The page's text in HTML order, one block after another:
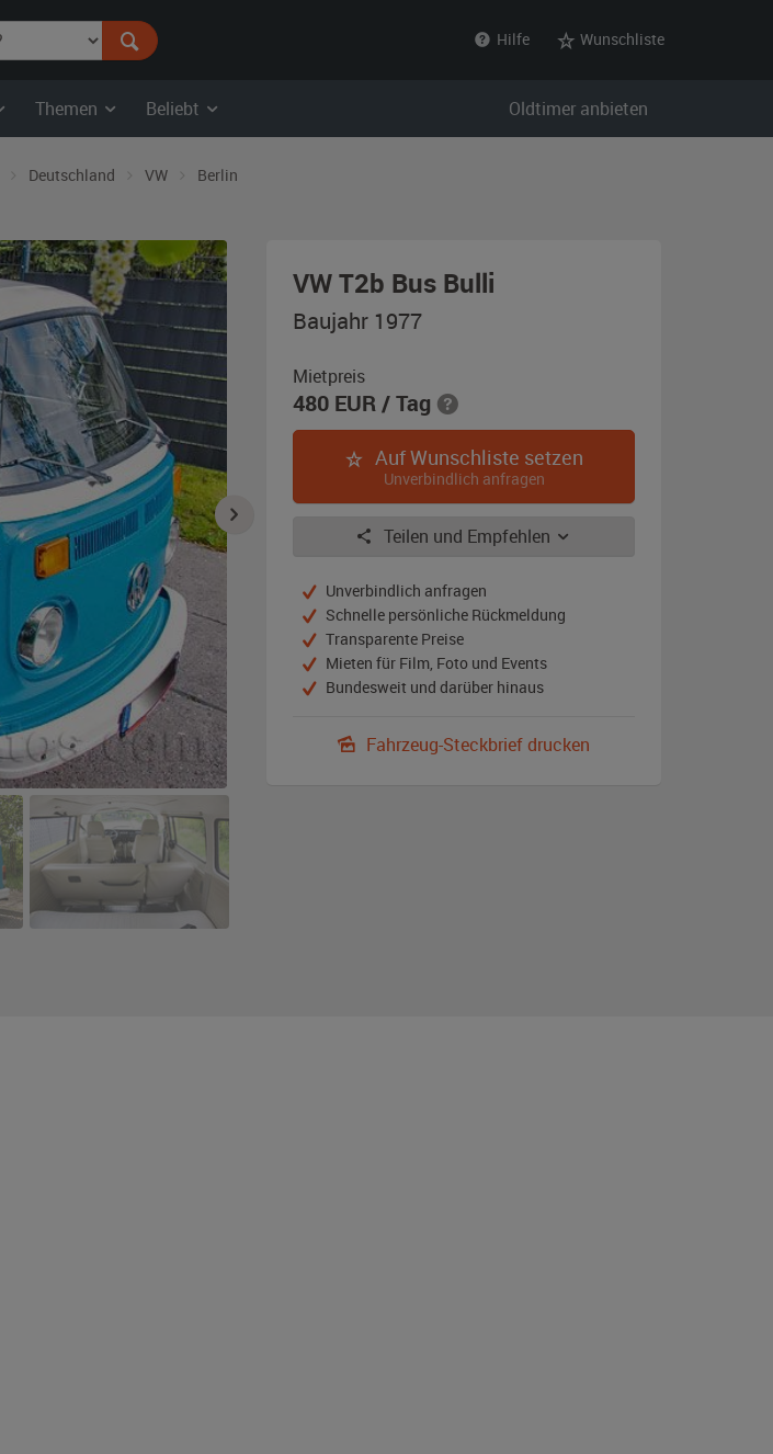
Hilfe Wunschliste
Themen Beliebt Oldtimer anbieten
Deutschland VW Berlin
VW T2b Bus Bulli
weiß
Baujahr 1977
Mietpreis
480 EUR/ Tag
Auf Wunschliste setzen
Unverbindlich anfragen
Teilen und Empfehlen
Unverbindlich anfragen
Schnelle persönliche Rückmeldung
Transparente Preise
Mieten für Film, Foto und Events
Bundesweit und darüber hinaus
Fahrzeug-Steckbrief drucken